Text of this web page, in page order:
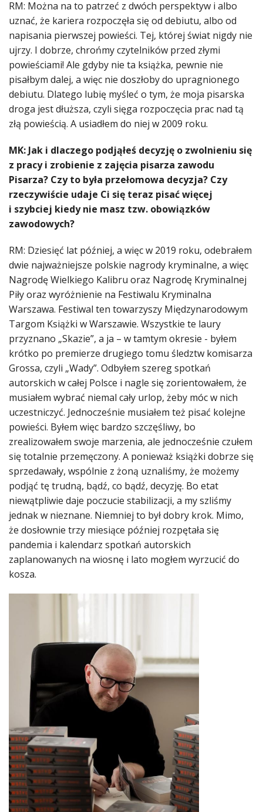
RM: Można na to patrzeć z dwóch perspektyw i albo
uznać, że kariera rozpoczęła się od debiutu, albo od
napisania pierwszej powieści. Tej, której świat nigdy nie
ujrzy. I dobrze, chrońmy czytelników przed złymi
powieściami! Ale gdyby nie ta książka, pewnie nie
pisałbym dalej, a więc nie doszłoby do upragnionego
debiutu. Dlatego lubię myśleć o tym, że moja pisarska
droga jest dłuższa, czyli sięga rozpoczęcia prac nad tą
złą powieścią. A usiadłem do niej w 2009 roku.
MK: Jak i dlaczego podjąłeś decyzję o zwolnieniu się
z pracy i zrobienie z zajęcia pisarza zawodu
Pisarza? Czy to była przełomowa decyzja? Czy
rzeczywiście udaje Ci się teraz pisać więcej
i szybciej kiedy nie masz tzw. obowiązków
zawodowych?
RM: Dziesięć lat później, a więc w 2019 roku, odebrałem
dwie najważniejsze polskie nagrody kryminalne, a więc
Nagrodę Wielkiego Kalibru oraz Nagrodę Kryminalnej
Piły oraz wyróżnienie na Festiwalu Kryminalna
Warszawa. Festiwal ten towarzyszy Międzynarodowym
Targom Książki w Warszawie. Wszystkie te laury
przyznano „Skazie”, a ja – w tamtym okresie - byłem
krótko po premierze drugiego tomu śledztw komisarza
Grossa, czyli „Wady”. Odbyłem szereg spotkań
autorskich w całej Polsce i nagle się zorientowałem, że
musiałem wybrać niemal cały urlop, żeby móc w nich
uczestniczyć. Jednocześnie musiałem też pisać kolejne
powieści. Byłem więc bardzo szczęśliwy, bo
zrealizowałem swoje marzenia, ale jednocześnie czułem
się totalnie przemęczony. A ponieważ książki dobrze się
sprzedawały, wspólnie z żoną uznaliśmy, że możemy
podjąć tę trudną, bądź, co bądź, decyzję. Bo etat
niewątpliwie daje poczucie stabilizacji, a my szliśmy
jednak w nieznane. Niemniej to był dobry krok. Mimo,
że dosłownie trzy miesiące później rozpętała się
pandemia i kalendarz spotkań autorskich
zaplanowanych na wiosnę i lato mogłem wyrzucić do
kosza.